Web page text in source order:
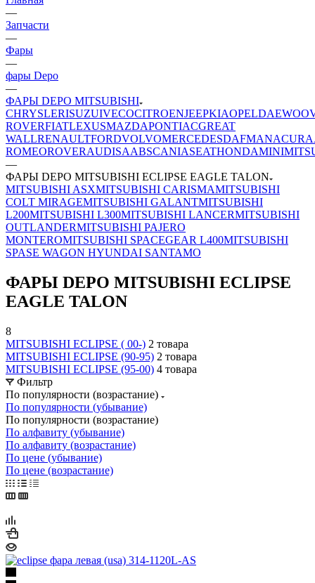
—
Запчасти
—
Фары
—
фары Depo
—
ФАРЫ DEPO MITSUBISHI
CHRYSLERISUZUIVECOCITROENJEEPKIAOPELDAEWOO
ROVERFIATLEXUSMAZDAPONTIACGREAT
WALLRENAULTFORDVOLVOMERCEDESDAFMANACURA
ROMEOROVERAUDISAABSCANIASEATHONDAMINI
—
ФАРЫ DEPO MITSUBISHI ECLIPSE EAGLE TALON
MITSUBISHI ASXMITSUBISHI CARISMAMITSUBISHI
COLT MIRAGEMITSUBISHI GALANTMITSUBISHI
L200MITSUBISHI L300MITSUBISHI LANCERMITSUBISHI
OUTLANDERMITSUBISHI PAJERO
MONTEROMITSUBISHI SPACEGEAR L400MITSUBISHI
SPASE WAGON HYUNDAI SANTAMO
ФАРЫ DEPO MITSUBISHI ECLIPSE
EAGLE TALON
8
MITSUBISHI ECLIPSE ( 00-) 2 товара
MITSUBISHI ECLIPSE (90-95) 2 товара
MITSUBISHI ECLIPSE (95-00) 4 товара
Фильтр
По популярности (возрастание)
По популярности (убывание)
По популярности (возрастание)
По алфавиту (убывание)
По алфавиту (возрастание)
По цене (убывание)
По цене (возрастание)